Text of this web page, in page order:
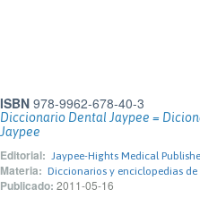
ISBN 978-9962-678-40-3
Diccionario Dental Jaypee =
Jaypee
Editorial: Jaypee-Hights Medical
Materia: Diccionarios y enciclopedias
Publicado: 2011-05-16